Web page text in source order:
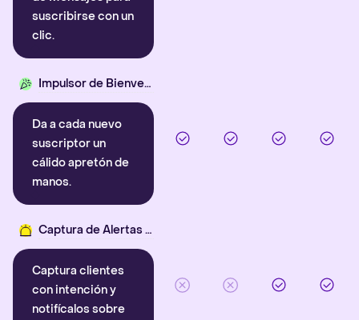
suscribirse con un
clic.
Impulsor de Bienvenida
Da a cada nuevo
suscriptor un
cálido apretón de
manos.
Captura de Alertas Inteligentes
Captura clientes
con intención y
notifícalos sobre